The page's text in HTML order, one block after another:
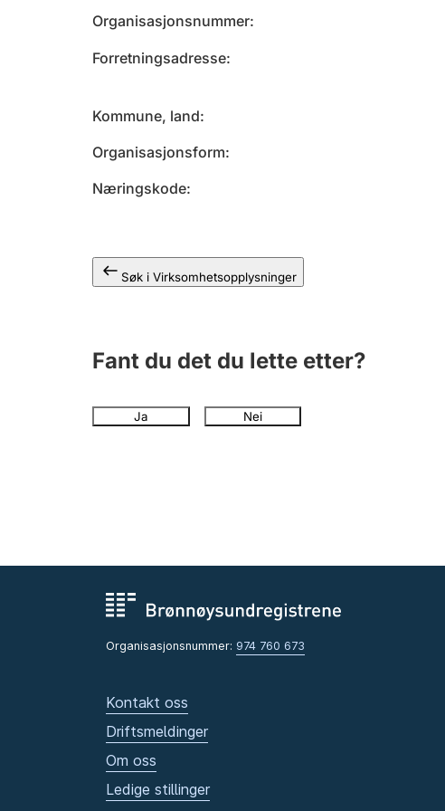
Organisasjonsnummer
Forretningsadresse
Kommune, land
Organisasjonsform
Næringskode
Søk i Virksomhetsopplysninger
Fant du det du lette etter?
Ja Nei
Organisasjonsnummer: 974 760 673
Kontakt oss
Driftsmeldinger
Om oss
Ledige stillinger